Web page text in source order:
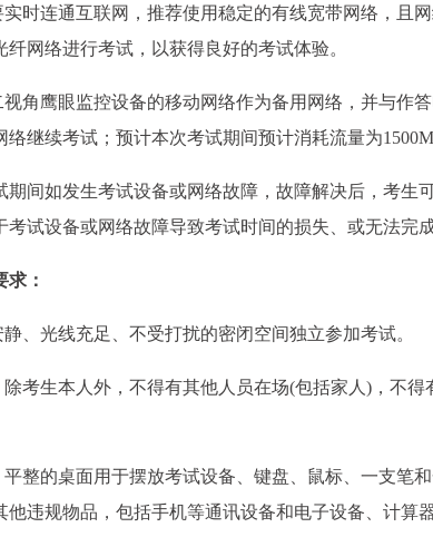
时连通互联网，推荐使用稳定的有线宽带网络，且
纤网络进行考试，以获得良好的考试体验。
视角鹰眼监控设备的移动网络作为备用网络，并与作
络继续考试；预计本次考试期间预计消耗流量为
期间如发生考试设备或网络故障，故障解决后，考生
考试设备或网络故障导致考试时间的损失、或无法完
求：
、光线充足、不受打扰的密闭空间独立参加考试。
除考生本人外，不得有其他人员在场(包括家人)，不
平整的桌面用于摆放考试设备、键盘、鼠标、一支笔
他违规物品，包括手机等通讯设备和电子设备、计算